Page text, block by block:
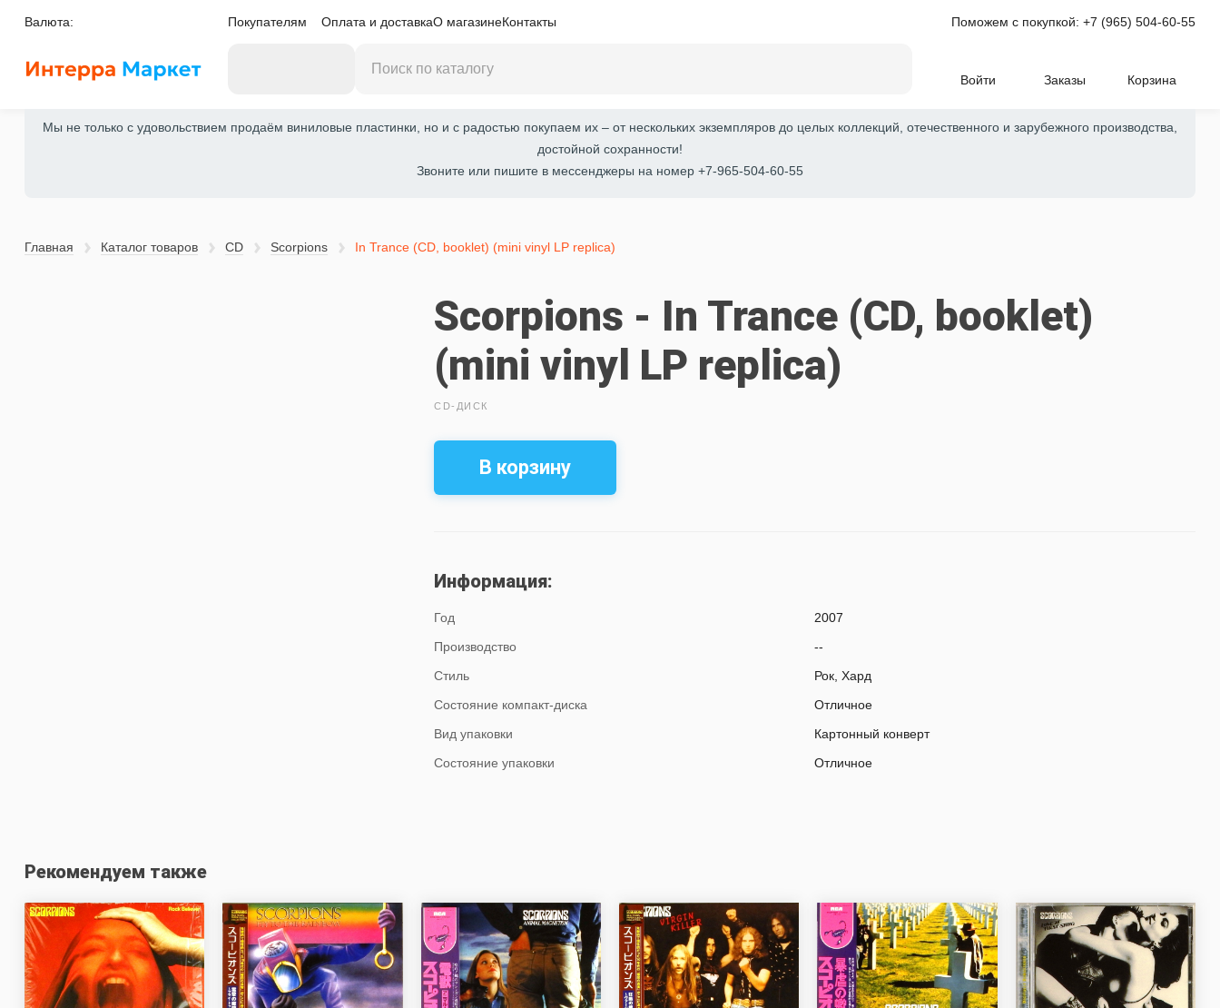
Валюта: Покупателям Оплата и доставкаО магазинеКонтакты Поможем с покупкой:+7 (965) 504-60-55
Войти Заказы Корзина
Мы не только с удовольствием продаём виниловые пластинки, но и с радостью покупаем их – от нескольких экземпляров до целых коллекций, отечественного и зарубежного производства,
достойной сохранности!
Звоните или пишите в мессенджеры на номер +7-965-504-60-55
Главная Каталог товаров CD Scorpions In Trance (CD, booklet) (mini vinyl LP replica)
Scorpions - In Trance (CD, booklet)
(mini vinyl LP replica)
CD-ДИСК
В корзину
Информация:
Год
2007
Производство
--
Стиль
Рок, Хард
Состояние компакт-диска
Отличное
Вид упаковки
Картонный конверт
Состояние упаковки
Отличное
Рекомендуем также